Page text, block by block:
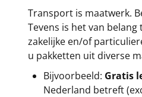
Transport is maatwerk.
Tevens is het van
zakelijke en/of
u pakketten uit diverse
Bijvoorbeeld: Gratis
Nederland betreft